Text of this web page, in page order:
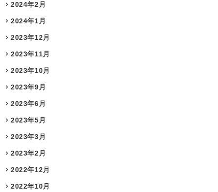
2024年2月
2024年1月
2023年12月
2023年11月
2023年10月
2023年9月
2023年6月
2023年5月
2023年3月
2023年2月
2022年12月
2022年10月